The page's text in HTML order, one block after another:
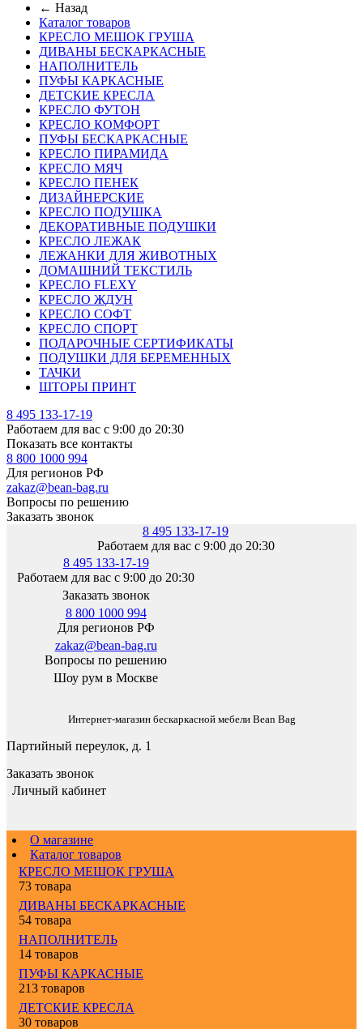
← Назад
Каталог товаров
КРЕСЛО МЕШОК ГРУША
ДИВАНЫ БЕСКАРКАСНЫЕ
НАПОЛНИТЕЛЬ
ПУФЫ КАРКАСНЫЕ
ДЕТСКИЕ КРЕСЛА
КРЕСЛО ФУТОН
КРЕСЛО КОМФОРТ
ПУФЫ БЕСКАРКАСНЫЕ
КРЕСЛО ПИРАМИДА
КРЕСЛО МЯЧ
КРЕСЛО ПЕНЕК
ДИЗАЙНЕРСКИЕ
КРЕСЛО ПОДУШКА
ДЕКОРАТИВНЫЕ ПОДУШКИ
КРЕСЛО ЛЕЖАК
ЛЕЖАНКИ ДЛЯ ЖИВОТНЫХ
ДОМАШНИЙ ТЕКСТИЛЬ
КРЕСЛО FLEXY
КРЕСЛО ЖДУН
КРЕСЛО СОФТ
КРЕСЛО СПОРТ
ПОДАРОЧНЫЕ СЕРТИФИКАТЫ
ПОДУШКИ ДЛЯ БЕРЕМЕННЫХ
ТАЧКИ
ШТОРЫ ПРИНТ
8 495 133-17-19
Работаем для вас с 9:00 до 20:30
Показать все контакты
8 800 1000 994
Для регионов РФ
zakaz@bean-bag.ru
Вопросы по решению
Заказать звонок
8 495 133-17-19
Работаем для вас с 9:00 до 20:30
8 495 133-17-19
Работаем для вас с 9:00 до 20:30
Заказать звонок
8 800 1000 994
Для регионов РФ
zakaz@bean-bag.ru
Вопросы по решению
Шоу рум в Москве
Интернет-магазин бескаркасной мебели Bean Bag
Партийный переулок, д. 1
Заказать звонок
Личный кабинет
О магазине
Каталог товаров
КРЕСЛО МЕШОК ГРУША
73 товара
ДИВАНЫ БЕСКАРКАСНЫЕ
54 товара
НАПОЛНИТЕЛЬ
14 товаров
ПУФЫ КАРКАСНЫЕ
213 товаров
ДЕТСКИЕ КРЕСЛА
30 товаров